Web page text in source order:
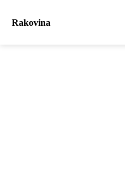
Rakovina